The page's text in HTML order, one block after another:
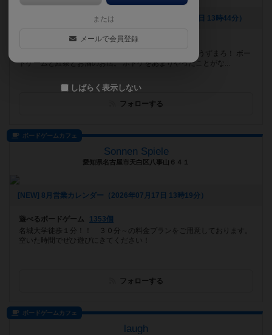
[NEW] 豊田市駅にオープンしました✨（2026年07月24日 13時44分）
遊べるボードゲーム
632個
豊田市駅より徒歩4分！ボードゲーム遊ぶならuzumaroうずまろ！ ボー
ドゲームと紅茶とお酒のお店。 ボドゲをあまりやったことがな...
フォローする
ボードゲームカフェ
Sonnen Spiele
愛知県名古屋市天白区八事山６４１
[NEW] 8月営業カレンダー（2026年07月17日 13時19分）
遊べるボードゲーム
1353個
名城大学徒歩１分！！ ３０分～の料金プランをご用意しております。
空いた時間でぜひ遊びにきてください！
フォローする
ボードゲームカフェ
laugh
または
メールで会員登録
しばらく表示しない